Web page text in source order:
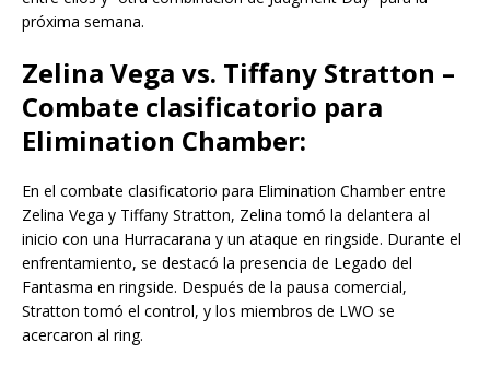
próxima semana.
Zelina Vega vs. Tiffany Stratton –
Combate clasificatorio para
Elimination Chamber:
En el combate clasificatorio para Elimination Chamber entre
Zelina Vega y Tiffany Stratton, Zelina tomó la delantera al
inicio con una Hurracarana y un ataque en ringside. Durante el
enfrentamiento, se destacó la presencia de Legado del
Fantasma en ringside. Después de la pausa comercial,
Stratton tomó el control, y los miembros de LWO se
acercaron al ring.